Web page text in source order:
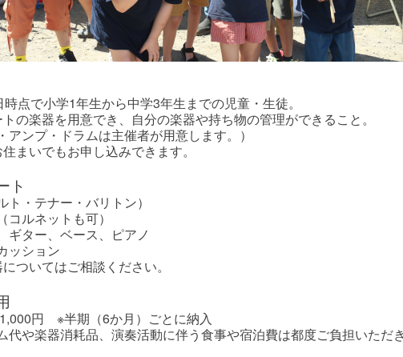
点で小学1年生から中学3年生までの児童・生徒。
の楽器を用意でき、自分の楽器や持ち物の管理ができること。
アンプ・ドラムは主催者が用意します。）
まいでもお申し込みできます。
ト
ト・テナー・バリトン）
コルネットも可）
ギター、ベース、ピアノ
ッション
ついてはご相談ください。
1,000円 ※半期（6か月）ごとに納入
代や楽器消耗品、演奏活動に伴う食事や宿泊費は都度ご負担いただき